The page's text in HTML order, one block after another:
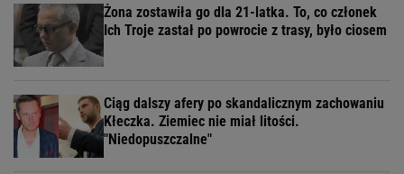
Żona zostawiła go dla 21-latka. To, co członek
Ich Troje zastał po powrocie z trasy, było ciosem
Ciąg dalszy afery po skandalicznym zachowaniu
Kłeczka. Ziemiec nie miał litości.
"Niedopuszczalne"